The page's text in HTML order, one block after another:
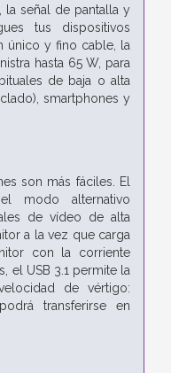
la señal de pantalla y
tus dispositivos
único y fino cable, la
hasta 65 W, para
de baja o alta
smartphones y
son más fáciles. El
modo alternativo
de vídeo de alta
a la vez que carga
con la corriente
el USB 3.1 permite la
de vértigo:
transferirse en